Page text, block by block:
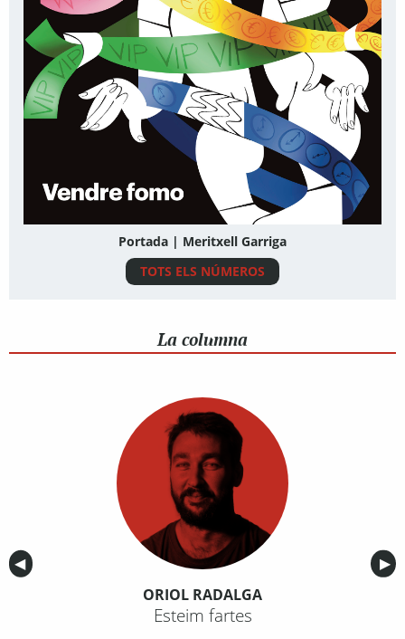
Portada | Meritxell Garriga
TOTS ELS NÚMEROS
La columna
Anterior
◀︎ ▶︎
ORIOL RADALGA
Esteim fartes